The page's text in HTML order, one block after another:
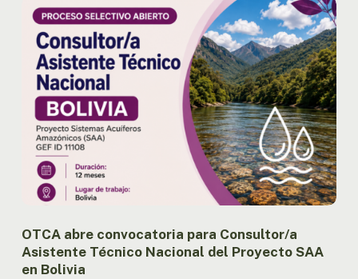
abre
convocatoria
para
Consultor/a
Asistente
Técnico
Nacional
del
Proyecto
SAA
OTCA abre convocatoria para Consultor/a
Asistente Técnico Nacional del Proyecto SAA
en Bolivia